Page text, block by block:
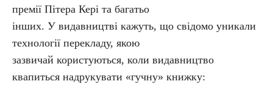
премії Пітера Кері та багатьо
інших. У видавництві кажуть, що свідомо уникали
технології перекладу, якою
зазвичай користуються, коли видавництво
квапиться надрукувати «гучну» книжку: